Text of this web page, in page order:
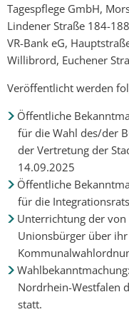
Tagespflege GmbH,
Lindener Straße 184-
VR-Bank eG,
Willibrord, Euchener
Veröffentlicht werden
Öffentliche
für die Wahl des/der
der Vertretung der
14.09.2025
Öffentliche
für die
Unterrichtung der
Unionsbürger über
Nordrhein-Westfalen
statt.